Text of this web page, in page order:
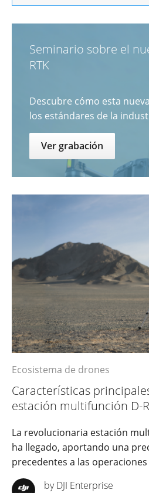
Seminario sobre el
RTK
Descubre cómo esta
los estándares de la
Ver grabación
Ecosistema de drones
Características
estación multifunción D-
La revolucionaria estación
ha llegado, aportando una
precedentes a las
by DJI Enterprise